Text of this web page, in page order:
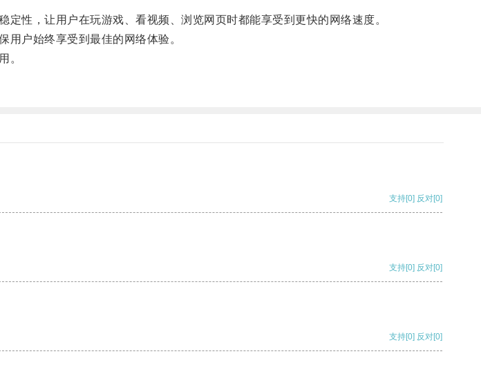
性，让用户在玩游戏、看视频、浏览网页时都能享受到更快的网络速度。
户始终享受到最佳的网络体验。
。
支持[0] 反对[0]
支持[0] 反对[0]
支持[0] 反对[0]